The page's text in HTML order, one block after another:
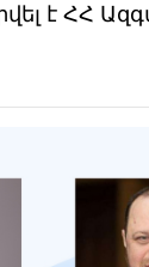
է ՀՀ